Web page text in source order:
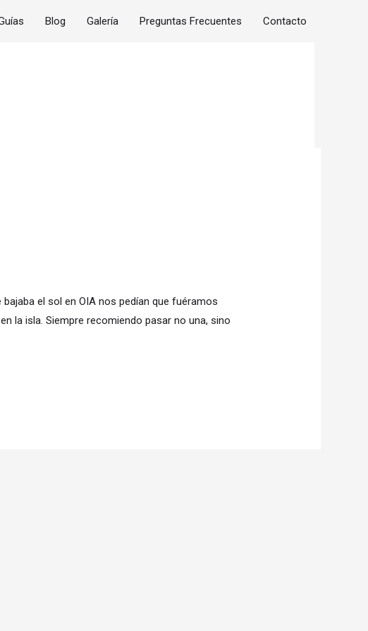
Blog Galería Preguntas Frecuentes Contacto
el sol en OIA nos pedían que fuéramos
la isla. Siempre recomiendo pasar no una, sino